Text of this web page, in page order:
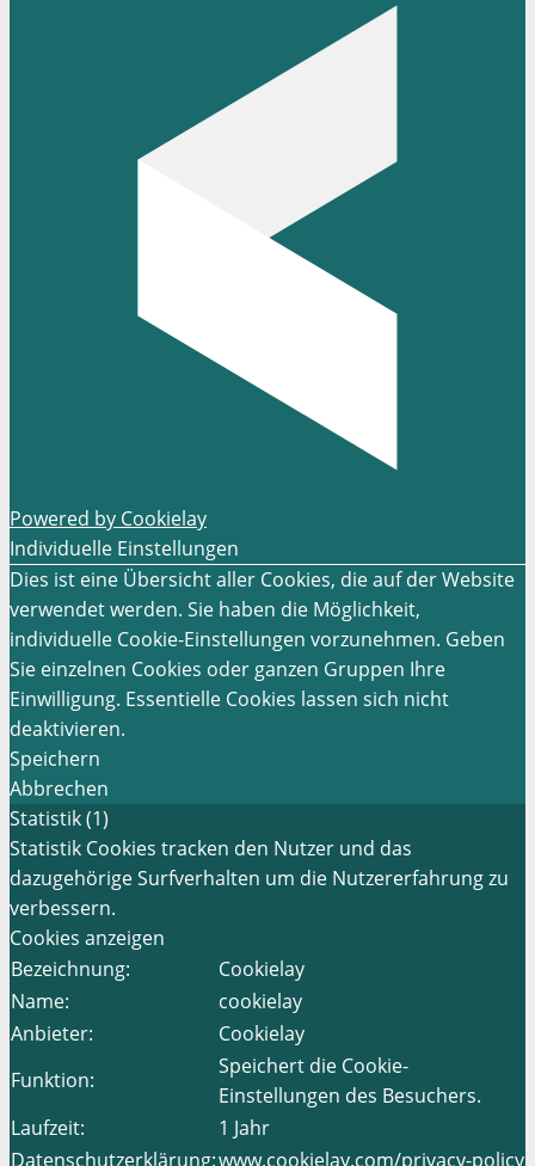
Powered by Cookielay
Individuelle Einstellungen
Dies ist eine Übersicht aller Cookies, die auf der Website
verwendet werden. Sie haben die Möglichkeit,
individuelle Cookie-Einstellungen vorzunehmen. Geben
Sie einzelnen Cookies oder ganzen Gruppen Ihre
Einwilligung. Essentielle Cookies lassen sich nicht
deaktivieren.
Speichern
Abbrechen
Statistik (1)
Statistik Cookies tracken den Nutzer und das
dazugehörige Surfverhalten um die Nutzererfahrung zu
verbessern.
Cookies anzeigen
Bezeichnung:
Cookielay
Name:
cookielay
Anbieter:
Cookielay
Funktion:
Speichert die Cookie-
Einstellungen des Besuchers.
Laufzeit:
1 Jahr
Datenschutzerklärung:www.cookielay.com/privacy-policy